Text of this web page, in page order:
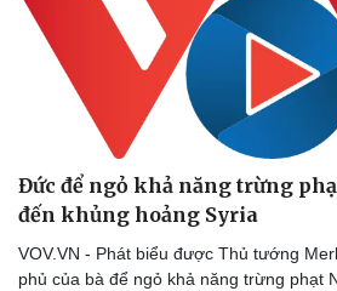
Đức để ngỏ khả năng trừng
đến khủng hoảng Syria
VOV.VN - Phát biểu được Thủ tướng
phủ của bà để ngỏ khả năng trừng phạt